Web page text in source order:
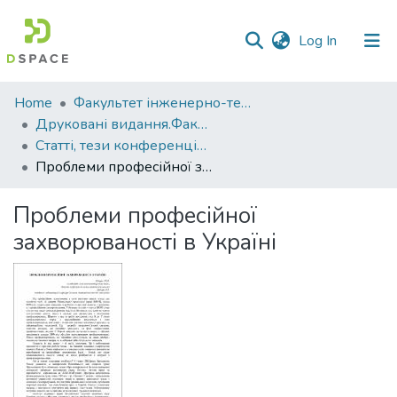
Log In (current)
Communities
&
Collections
All of DSpace
Statistics
Home
Факультет інженерно-технологічний
Друковані видання.Факультет інженерно-технологічний
Статті, тези конференцій. Факультет інженерно-технологічний
Проблеми професійної захворюваності в Україні
Проблеми професійної
захворюваності в Україні